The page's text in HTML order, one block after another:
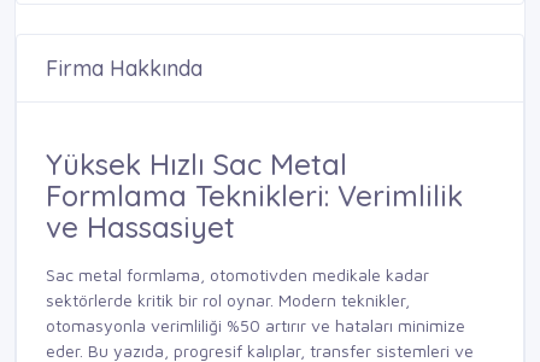
Firma Hakkında
Yüksek Hızlı Sac Metal
Formlama Teknikleri: Verimlilik
ve Hassasiyet
Sac metal formlama, otomotivden medikale kadar
sektörlerde kritik bir rol oynar. Modern teknikler,
otomasyonla verimliliği %50 artırır ve hataları minimize
eder. Bu yazıda, progresif kalıplar, transfer sistemleri ve